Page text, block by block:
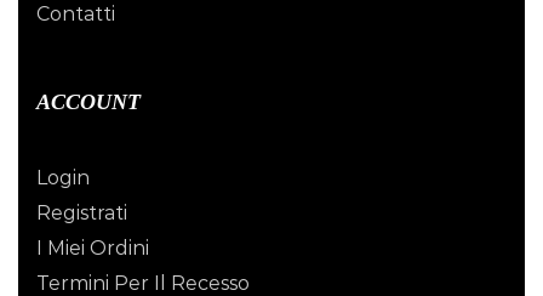
Contatti
ACCOUNT
Login
Registrati
I Miei Ordini
Termini Per Il Recesso